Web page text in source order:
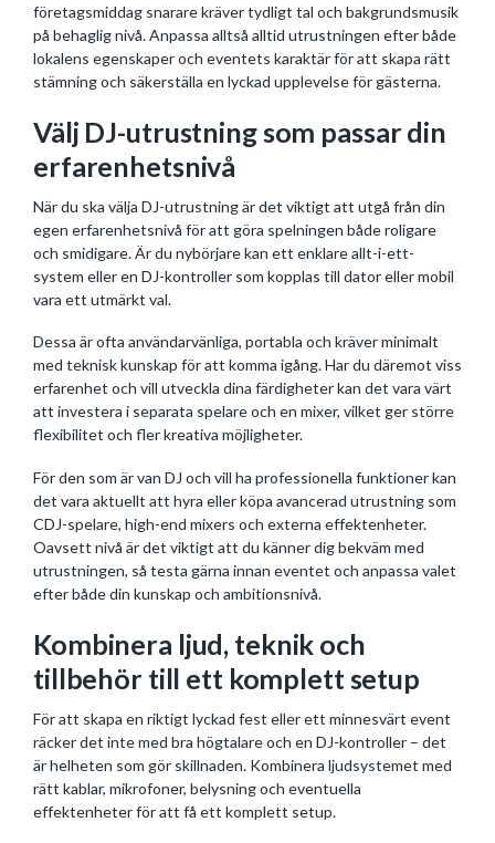
företagsmiddag snarare kräver tydligt tal och bakgrundsmusik
på behaglig nivå. Anpassa alltså alltid utrustningen efter både
lokalens egenskaper och eventets karaktär för att skapa rätt
stämning och säkerställa en lyckad upplevelse för gästerna.
Välj DJ-utrustning som passar din
erfarenhetsnivå
När du ska välja DJ-utrustning är det viktigt att utgå från din
egen erfarenhetsnivå för att göra spelningen både roligare
och smidigare. Är du nybörjare kan ett enklare allt-i-ett-
system eller en DJ-kontroller som kopplas till dator eller mobil
vara ett utmärkt val.
Dessa är ofta användarvänliga, portabla och kräver minimalt
med teknisk kunskap för att komma igång. Har du däremot viss
erfarenhet och vill utveckla dina färdigheter kan det vara värt
att investera i separata spelare och en mixer, vilket ger större
flexibilitet och fler kreativa möjligheter.
För den som är van DJ och vill ha professionella funktioner kan
det vara aktuellt att hyra eller köpa avancerad utrustning som
CDJ-spelare, high-end mixers och externa effektenheter.
Oavsett nivå är det viktigt att du känner dig bekväm med
utrustningen, så testa gärna innan eventet och anpassa valet
efter både din kunskap och ambitionsnivå.
Kombinera ljud, teknik och
tillbehör till ett komplett setup
För att skapa en riktigt lyckad fest eller ett minnesvärt event
räcker det inte med bra högtalare och en DJ-kontroller – det
är helheten som gör skillnaden. Kombinera ljudsystemet med
rätt kablar, mikrofoner, belysning och eventuella
effektenheter för att få ett komplett setup.